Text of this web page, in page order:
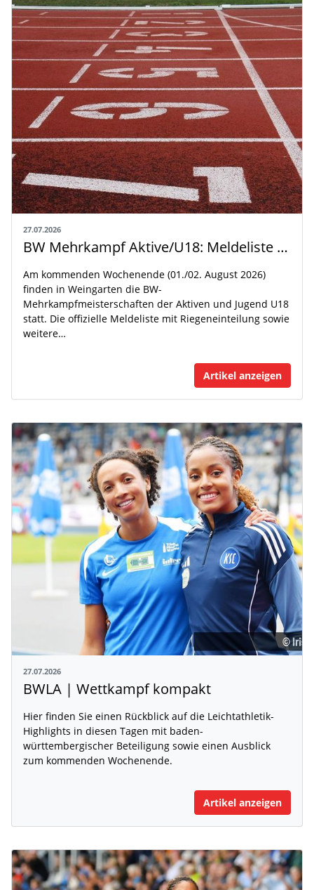
27.07.2026
BW Mehrkampf Aktive/U18: Meldeliste mit Riegeneinteilung und Rahmenzeitplan veröffentlicht
Am kommenden Wochenende (01./02. August 2026)
finden in Weingarten die BW-
Mehrkampfmeisterschaften der Aktiven und Jugend U18
statt. Die offizielle Meldeliste mit Riegeneinteilung sowie
weitere…
Artikel anzeigen
27.07.2026
BWLA | Wettkampf kompakt
Hier finden Sie einen Rückblick auf die Leichtathletik-
Highlights in diesen Tagen mit baden-
württembergischer Beteiligung sowie einen Ausblick
zum kommenden Wochenende.
Artikel anzeigen